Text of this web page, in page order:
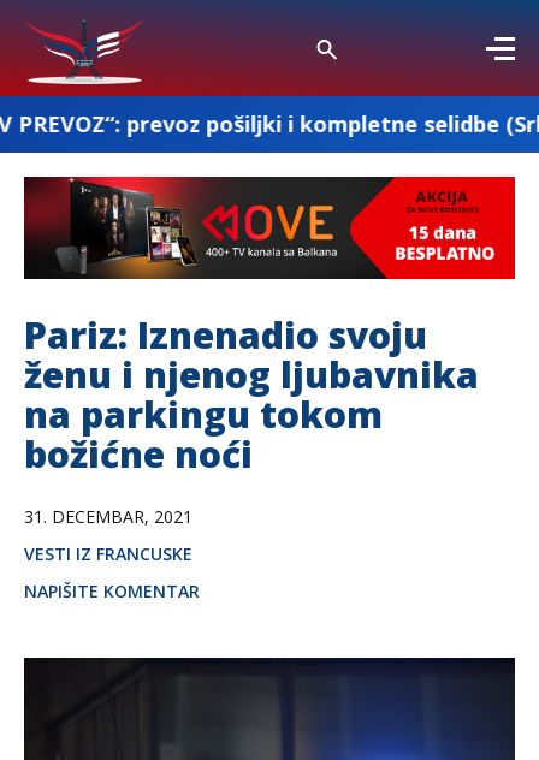
pošiljki i kompletne selidbe (Srbija-
Pariz: Iznenadio svoju
ženu i njenog ljubavnika
na parkingu tokom
božićne noći
31. DECEMBAR, 2021
VESTI IZ FRANCUSKE
NAPIŠITE KOMENTAR